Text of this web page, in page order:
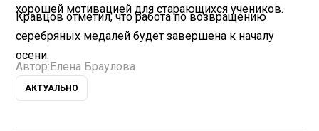
хорошей мотивацией для старающихся учеников.
Кравцов отметил, что работа по возвращению
серебряных медалей будет завершена к началу
осени.
Автор: Елена Браулова
АКТУАЛЬНО